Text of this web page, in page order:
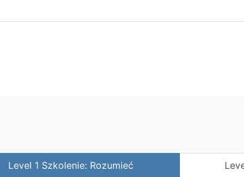
Level 1 Szkolenie: Rozumieć